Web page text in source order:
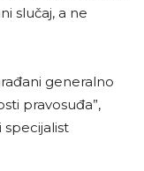
slučaj, a ne
generalno
pravosuđa”,
specijalist